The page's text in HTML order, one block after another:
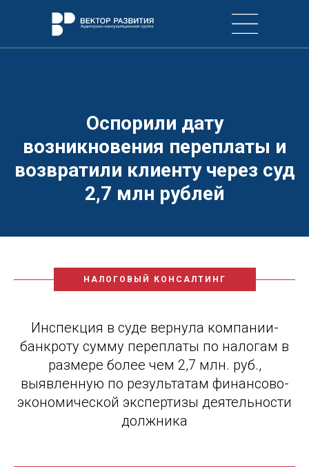
Оспорили дату
возникновения переплаты и
возвратили клиенту через суд
2,7 млн рублей
НАЛОГОВЫЙ КОНСАЛТИНГ
Инспекция в суде вернула компании-
банкроту сумму переплаты по налогам в
размере более чем 2,7 млн. руб.,
выявленную по результатам финансово-
экономической экспертизы деятельности
должника